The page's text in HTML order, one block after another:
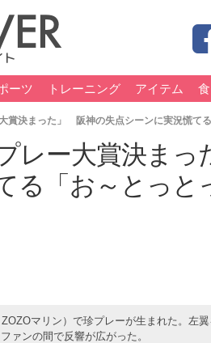
ーツ トレーニング アイテム
賞決まった」 阪神の失点シーンに実況慌てる
レー大賞決ま
る「お～とっと
マリン）で珍プレーが生まれた。左
ァンの間で反響が広がった。